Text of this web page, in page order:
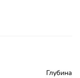
Глубина